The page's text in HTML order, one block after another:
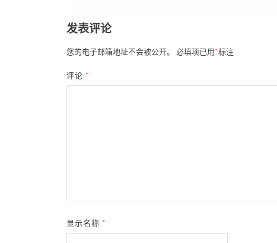
发表评论
您的电子邮箱地址不会被公开。 必填项已用 *标注
评论 *
显示名称 *